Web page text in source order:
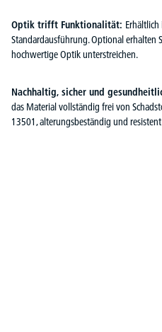
Optik trifft Funktionalität:
Standardausführung. Optional erhalten
hochwertige Optik unterstreichen.
Nachhaltig, sicher und
das Material vollständig frei von
13501, alterungsbeständig und